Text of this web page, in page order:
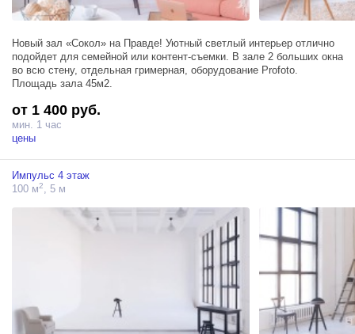
Новый зал «Сокол» на Правде! Уютный светлый интерьер отлично
подойдет для семейной или контент-съемки. В зале 2 больших окна
во всю стену, отдельная гримерная, оборудование Profoto.
Площадь зала 45м2.
от 1 400 руб.
мин. 1 час
цены
Импульс 4 этаж
100 м2, 5 м